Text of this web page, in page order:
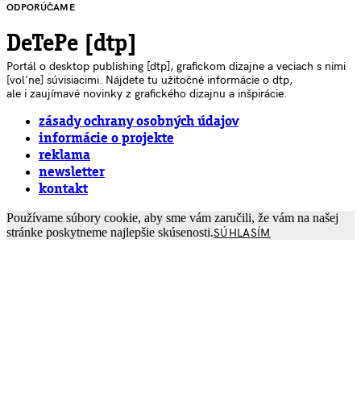
ODPORÚČAME
DeTePe [dtp]
Portál o desktop publishing [dtp], grafickom dizajne a veciach s nimi
[voľne] súvisiacimi. Nájdete tu užitočné informácie o dtp,
ale i zaujímavé novinky z grafického dizajnu a inšpirácie.
zásady ochrany osobných údajov
informácie o projekte
reklama
newsletter
kontakt
Používame súbory cookie, aby sme vám zaručili, že vám na našej
stránke poskytneme najlepšie skúsenosti.SÚHLASÍM